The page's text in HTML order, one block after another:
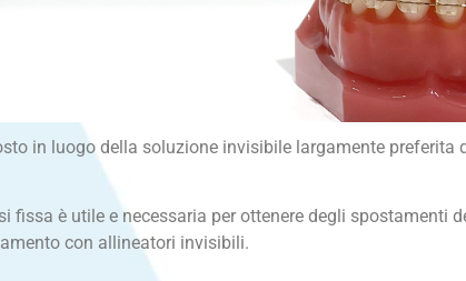
in luogo della soluzione invisibile largamente preferita
fissa è utile e necessaria per ottenere degli spostamenti
con allineatori invisibili.